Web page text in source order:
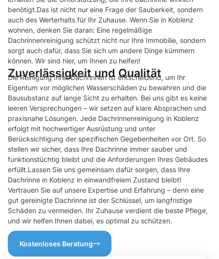
benötigt.Das ist nicht nur eine Frage der Sauberkeit, sondern
auch des Werterhalts für Ihr Zuhause. Wenn Sie in Koblenz
wohnen, denken Sie daran: Eine regelmäßige
Dachrinnenreinigung schützt nicht nur Ihre Immobilie, sondern
sorgt auch dafür, dass Sie sich um andere Dinge kümmern
können. Wir sind hier, um Ihnen zu helfen!
Zuverlässigkeit und Qualität
Die Reinigung Ihrer Dachrinnen ist entscheidend, um Ihr
Eigentum vor möglichen Wasserschäden zu bewahren und die
Bausubstanz auf lange Sicht zu erhalten. Bei uns gibt es keine
leeren Versprechungen – wir setzen auf klare Absprachen und
praxisnahe Lösungen. Jede Dachrinnenreinigung in Koblenz
erfolgt mit hochwertiger Ausrüstung und unter
Berücksichtigung der spezifischen Gegebenheiten vor Ort. So
stellen wir sicher, dass Ihre Dachrinne immer sauber und
funktionstüchtig bleibt und die Anforderungen Ihres Gebäudes
erfüllt.Lassen Sie uns gemeinsam dafür sorgen, dass Ihre
Dachrinne in Koblenz in einwandfreiem Zustand bleibt!
Vertrauen Sie auf unsere Expertise und Erfahrung – denn eine
gut gereinigte Dachrinne ist der Schlüssel, um langfristige
Schäden zu vermeiden. Ihr Zuhause verdient die beste Pflege,
und wir helfen Ihnen dabei, es optimal zu schützen.
Kostenloses Beratung